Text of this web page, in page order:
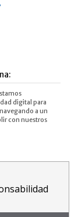
digital para
a un
con nuestros